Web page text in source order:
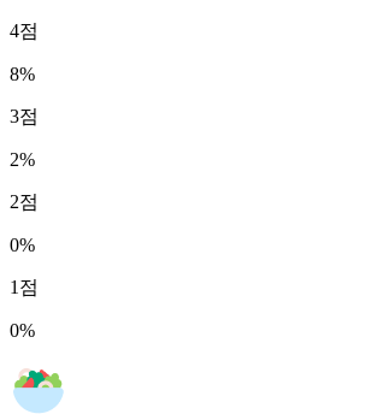
4점
8%
3점
2%
2점
0%
1 점
0%